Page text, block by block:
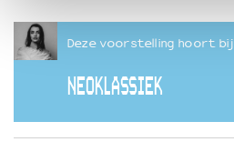
Deze voorstelling hoort bij
NEOKLASSIEK